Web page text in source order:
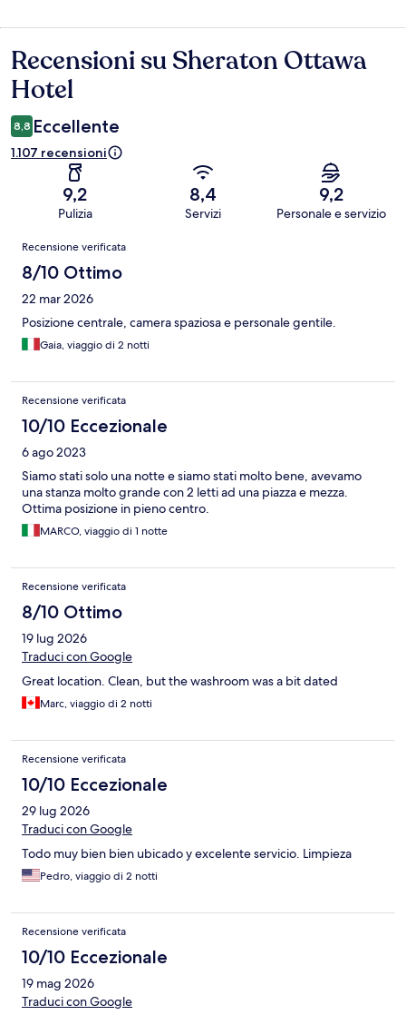
Recensioni
Recensioni su Sheraton Ottawa
Hotel
8,8 Eccellente
1.107 recensioni
9,2
Pulizia
8,4
Servizi
9,2
Personale e servizio
Recensioni
Recensione verificata
8/10 Ottimo
22 mar 2026
Posizione centrale, camera spaziosa e personale gentile.
Gaia, viaggio di 2 notti
Recensione verificata
10/10 Eccezionale
6 ago 2023
Siamo stati solo una notte e siamo stati molto bene, avevamo
una stanza molto grande con 2 letti ad una piazza e mezza.
Ottima posizione in pieno centro.
MARCO, viaggio di 1 notte
Recensione verificata
8/10 Ottimo
19 lug 2026
Traduci con Google
Great location. Clean, but the washroom was a bit dated
Marc, viaggio di 2 notti
Recensione verificata
10/10 Eccezionale
29 lug 2026
Traduci con Google
Todo muy bien bien ubicado y excelente servicio. Limpieza
Pedro, viaggio di 2 notti
Recensione verificata
10/10 Eccezionale
19 mag 2026
Traduci con Google